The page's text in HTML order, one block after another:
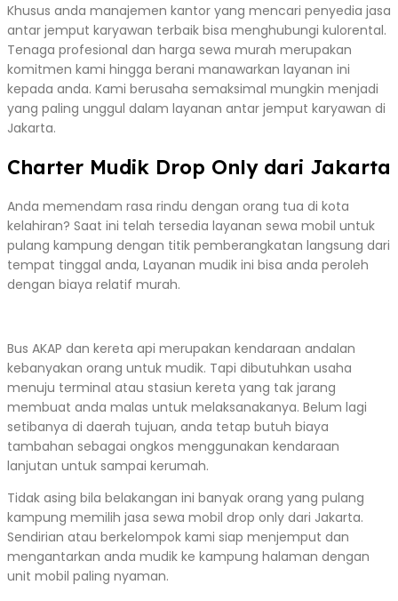
Khusus anda manajemen kantor yang mencari penyedia jasa
antar jemput karyawan terbaik bisa menghubungi kulorental.
Tenaga profesional dan harga sewa murah merupakan
komitmen kami hingga berani manawarkan layanan ini
kepada anda. Kami berusaha semaksimal mungkin menjadi
yang paling unggul dalam layanan antar jemput karyawan di
Jakarta.
Charter Mudik Drop Only dari Jakarta
Anda memendam rasa rindu dengan orang tua di kota
kelahiran? Saat ini telah tersedia layanan sewa mobil untuk
pulang kampung dengan titik pemberangkatan langsung dari
tempat tinggal anda, Layanan mudik ini bisa anda peroleh
dengan biaya relatif murah.
Bus AKAP dan kereta api merupakan kendaraan andalan
kebanyakan orang untuk mudik. Tapi dibutuhkan usaha
menuju terminal atau stasiun kereta yang tak jarang
membuat anda malas untuk melaksanakanya. Belum lagi
setibanya di daerah tujuan, anda tetap butuh biaya
tambahan sebagai ongkos menggunakan kendaraan
lanjutan untuk sampai kerumah.
Tidak asing bila belakangan ini banyak orang yang pulang
kampung memilih jasa sewa mobil drop only dari Jakarta.
Sendirian atau berkelompok kami siap menjemput dan
mengantarkan anda mudik ke kampung halaman dengan
unit mobil paling nyaman.